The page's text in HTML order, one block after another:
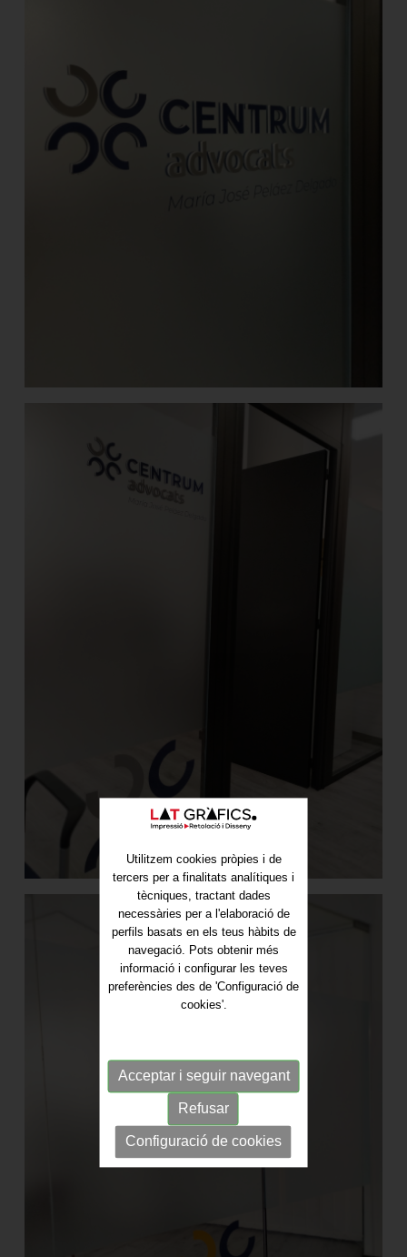
Utilitzem cookies pròpies i de
tercers per a finalitats analítiques i
tècniques, tractant dades
necessàries per a l'elaboració de
perfils basats en els teus hàbits de
navegació. Pots obtenir més
informació i configurar les teves
preferències des de 'Configuració de
cookies'.
Acceptar i seguir navegant
Refusar
Configuració de cookies